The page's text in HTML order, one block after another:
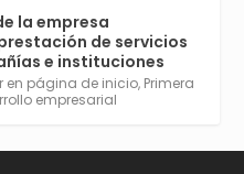
mayo. Dota de gran
y enlace a inscripción:
yu5xhwjr
la empresa
de servicios
e instituciones
en página de inicio, Primera
empresarial